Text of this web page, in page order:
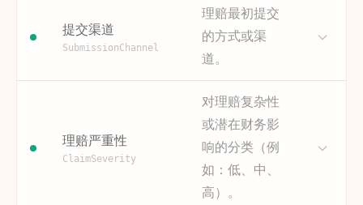
示例 CL-2023-001234
CL-2023-005678
CL-2024-009101
为何重要
表明数据的时效性，确保用户
了解分析涵盖的时间周期以及
上次刷新时间。
获取方式
此timestamp通常由数据提取
或ETL tool在数据加载作业结
束时生成并存储。
示例
2024-05-21T02:00:00Z
在更广泛的分析背景下，它有
助于区分可能跨越多个系统的
流程，并确保基于数据来源进
行正确的数据解读。
它提供了关于数据来源的关键
背景信息，这对于数据治理、
验证以及与其他系统集成至关
这通常是在数据抽取过程中添
加的静态值，用于标记数据集
此属性标识了在理赔流程中执
行特定任务的个人或团队，是
将流程活动与人力资源关联起
来的主要方式。
通过“指派理赔员”分析数据，对
于理解工作量分配、个人绩效
和资源效率至关重要。它可以
突出显示负担过重的理赔员，
通过比较绩效来识别培训机
会，并支持更好的资源分配策
略以平衡工作量。
提交渠道
SubmissionChannel
理赔最初提交
的方式或渠
道。
此属性记录了理赔案件的接收
方式，例如通过在线平台、电
子邮件、纸质邮件或代理人。
不同的提交渠道可能对数据质
量和初始处理时间产生显著影
理赔严重性
ClaimSeverity
对理赔复杂性
或潜在财务影
响的分类（例
如：低、中、
高）。